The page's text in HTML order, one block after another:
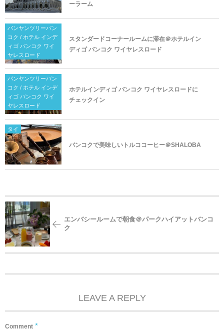
ーラーム
バンヤンツリーバン
コク / ホテル インデ
ィゴ バンコク ワイ
ヤレスロード
スタンダードコーナールームに滞在＠ホテルイン
ディゴ バンコク ワイヤレスロード
バンヤンツリーバン
コク / ホテル インデ
ィゴ バンコク ワイ
ヤレスロード
ホテルインディゴ バンコク ワイヤレスロードに
チェックイン
タイ
バンコクで美味しいトルココーヒー＠SHALOBA
エンバシールームで朝食＠パークハイアットバンコ
ク
LEAVE A REPLY
Comment *